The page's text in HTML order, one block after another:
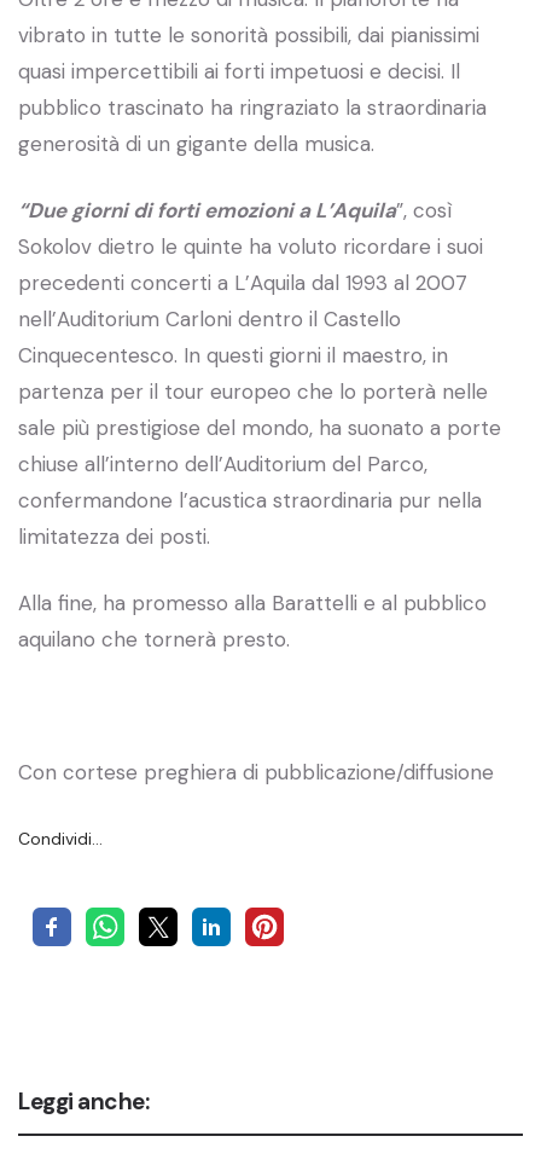
vibrato in tutte le sonorità possibili, dai pianissimi
quasi impercettibili ai forti impetuosi e decisi. Il
pubblico trascinato ha ringraziato la straordinaria
generosità di un gigante della musica.
“Due giorni di forti emozioni a L’Aquila”, così
Sokolov dietro le quinte ha voluto ricordare i suoi
precedenti concerti a L’Aquila dal 1993 al 2007
nell’Auditorium Carloni dentro il Castello
Cinquecentesco. In questi giorni il maestro, in
partenza per il tour europeo che lo porterà nelle
sale più prestigiose del mondo, ha suonato a porte
chiuse all’interno dell’Auditorium del Parco,
confermandone l’acustica straordinaria pur nella
limitatezza dei posti.
Alla fine, ha promesso alla Barattelli e al pubblico
aquilano che tornerà presto.
Con cortese preghiera di pubblicazione/diffusione
Condividi…
Leggi anche: